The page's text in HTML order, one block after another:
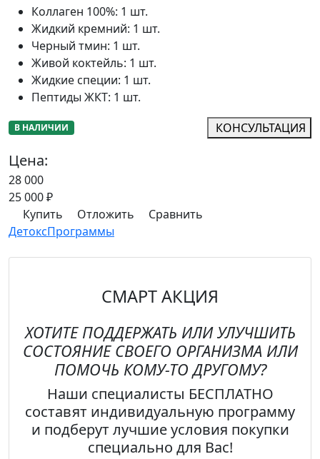
Коллаген 100%: 1 шт.
Жидкий кремний: 1 шт.
Черный тмин: 1 шт.
Живой коктейль: 1 шт.
Жидкие специи: 1 шт.
Пептиды ЖКТ: 1 шт.
В НАЛИЧИИ КОНСУЛЬТАЦИЯ
Цена:
28 000
25 000₽
Купить
Отложить
Сравнить
ДетоксПрограммы
СМАРТ АКЦИЯ
ХОТИТЕ ПОДДЕРЖАТЬ ИЛИ УЛУЧШИТЬ
СОСТОЯНИЕ СВОЕГО ОРГАНИЗМА ИЛИ
ПОМОЧЬ КОМУ-ТО ДРУГОМУ?
Наши специалисты БЕСПЛАТНО
составят индивидуальную программу
и подберут лучшие условия покупки
специально для Вас!